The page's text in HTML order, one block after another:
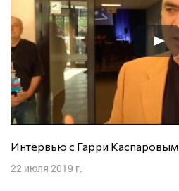
Интервью с Гарри Каспаровым
22 июля 2019 г.